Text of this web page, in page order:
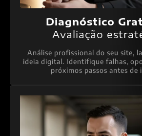
Diagnóstico
Avaliação
Análise profissional do seu site,
ideia digital. Identifique falhas,
próximos passos antes de